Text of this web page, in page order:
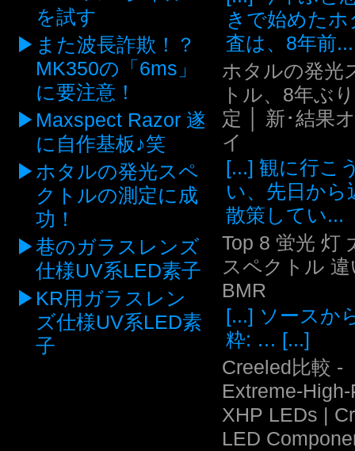
を試す
また波長詐欺！？
MK350の「6ms」
に要注意！
Maxspect Razor 遂
に自作基板♪笑
ホタルの発光スペ
クトルの測定に成
功！
巷のガラスレンズ
仕様UV系LED素子
KR用ガラスレン
ズ仕様UV系LED素
子
きで始めたホ
査は、8年前...
ホタルの発光
トル、8年ぶ
定 │ 新･結果
イ
[...] 観に行こ
い、先日から
散策してい...
Top 8 蛍光 灯
スペクトル 違
BMR
[...] ソースか
粋: … [...]
Creeled比較 -
Extreme-
XHP LEDs |
LED